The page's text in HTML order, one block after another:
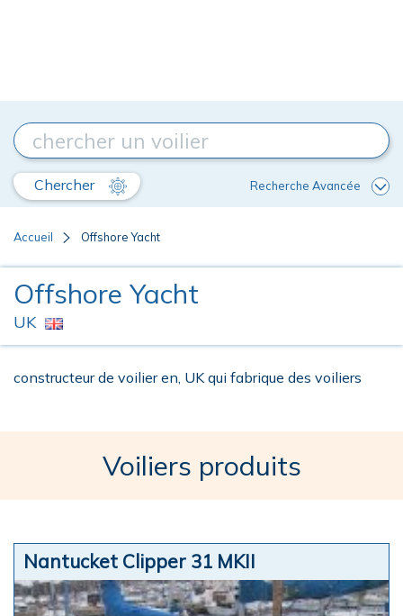
Chercher Recherche Avancée
Accueil Offshore Yacht
Offshore Yacht
UK
constructeur de voilier en, UK qui fabrique des voiliers
Voiliers produits
Nantucket Clipper 31 MKII